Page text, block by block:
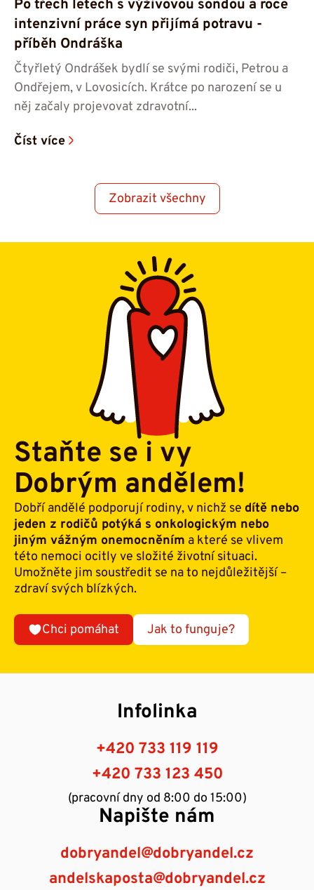
Po třech letech s výživovou sondou a roce
intenzivní práce syn přijímá potravu -⁠⁠⁠⁠⁠⁠
příběh Ondráška
Čtyřletý Ondrášek bydlí se svými rodiči, Petrou a
Ondřejem, v Lovosicích. Krátce po narození se u
něj začaly projevovat zdravotní...
Číst více
Zobrazit všechny
Staňte se i vy
Dobrým andělem!
Dobří andělé podporují rodiny, v nichž se dítě nebo
jeden z rodičů potýká s onkologickým nebo
jiným vážným onemocněním a které se vlivem
této nemoci ocitly ve složité životní situaci.
Umožněte jim soustředit se na to nejdůležitější –
zdraví svých blízkých.
Chci pomáhat Jak to funguje?
Infolinka
+420 733 119 119
+420 733 123 450
(pracovní dny od 8:00 do 15:00)
Napište nám
dobryandel@dobryandel.cz
andelskaposta@dobryandel.cz